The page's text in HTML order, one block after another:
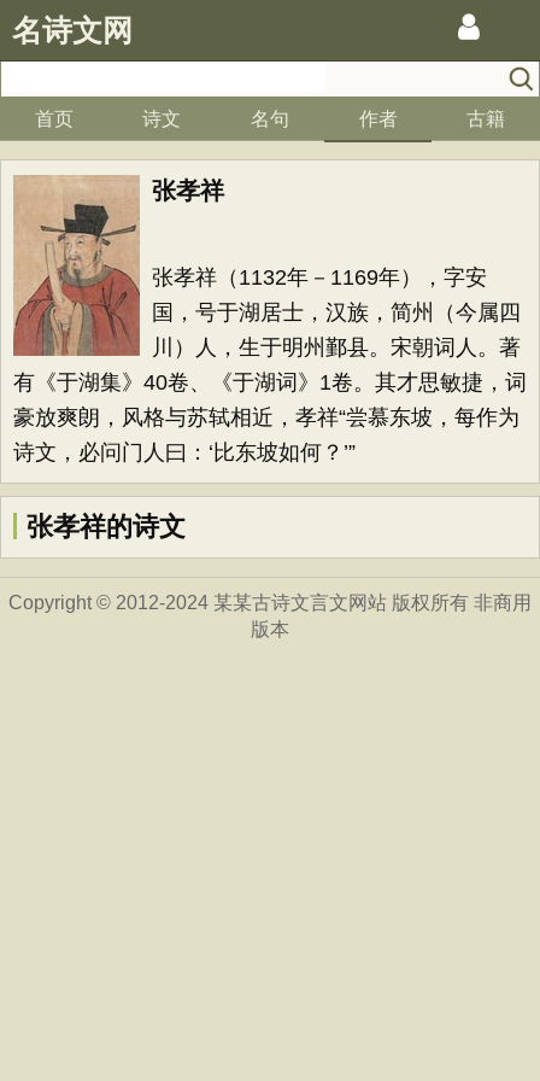
名诗文网
首页 诗文 名句 作者 古籍
张孝祥
张孝祥（1132年－1169年），字安
国，号于湖居士，汉族，简州（今属四
川）人，生于明州鄞县。宋朝词人。著
有《于湖集》40卷、《于湖词》1卷。其才思敏捷，词
豪放爽朗，风格与苏轼相近，孝祥“尝慕东坡，每作为
诗文，必问门人曰：‘比东坡如何？’”
张孝祥的诗文
Copyright © 2012-2024 某某古诗文言文网站 版权所有 非商用
版本